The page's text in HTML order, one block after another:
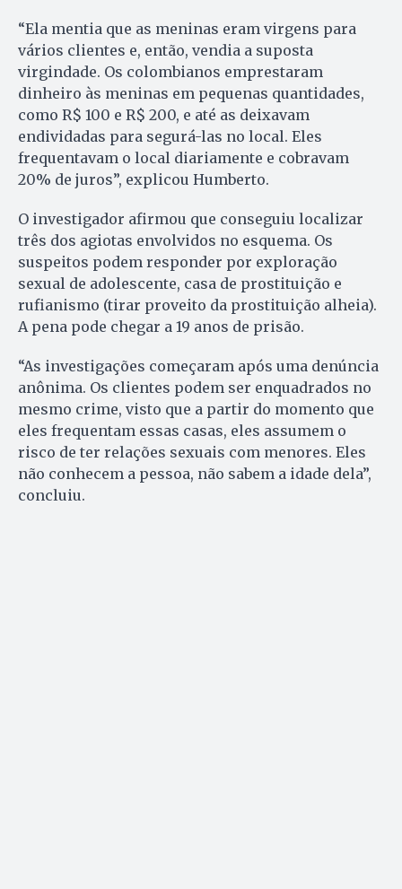
“Ela mentia que as meninas eram virgens para
vários clientes e, então, vendia a suposta
virgindade. Os colombianos emprestaram
dinheiro às meninas em pequenas quantidades,
como R$ 100 e R$ 200, e até as deixavam
endividadas para segurá-las no local. Eles
frequentavam o local diariamente e cobravam
20% de juros”, explicou Humberto.
O investigador afirmou que conseguiu localizar
três dos agiotas envolvidos no esquema. Os
suspeitos podem responder por exploração
sexual de adolescente, casa de prostituição e
rufianismo (tirar proveito da prostituição alheia).
A pena pode chegar a 19 anos de prisão.
“As investigações começaram após uma denúncia
anônima. Os clientes podem ser enquadrados no
mesmo crime, visto que a partir do momento que
eles frequentam essas casas, eles assumem o
risco de ter relações sexuais com menores. Eles
não conhecem a pessoa, não sabem a idade dela”,
concluiu.